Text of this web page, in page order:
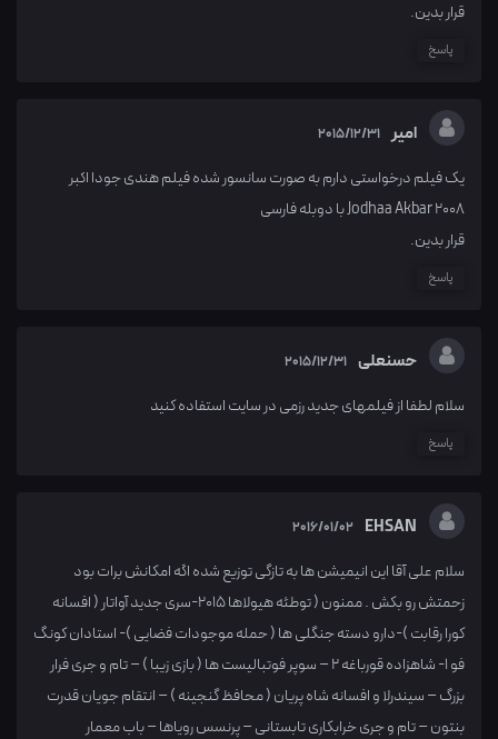
قرار بدین.
پاسخ
امیر 2015/12/31
یک فیلم درخواستی دارم به صورت سانسور شده فیلم هندی جودا اکبر
Jodhaa Akbar 2008 با دوبله فارسی
قرار بدین.
پاسخ
حسنعلی 2015/12/31
سلام لطفا از فیلمهای جدید رزمی در سایت استفاده کنید
پاسخ
EHSAN
2016/01/02
سلام علی آقا این انیمیشن ها به تازگی توزیع شده اگه امکانش برات بود
زحمتش رو بکش . ممنون ( توطئه هیولاها 2015-سری جدید آواتار ( افسانه
کورا رقابت )-دارو دسته جنگلی ها ( حمله موجودات فضایی )- استادان کونگ
فو 1- شاهزاده قورباغه 2 – سوپر فوتبالیست ها ( بازی زیبا ) – تام و جری فرار
بزرگ – سیندرلا و افسانه شاه پریان ( محافظ گنجینه ) – انتقام جویان قدرت
بنتون – تام و جری خرابکاری تابستانی – پرنسس رویاها – باب معمار